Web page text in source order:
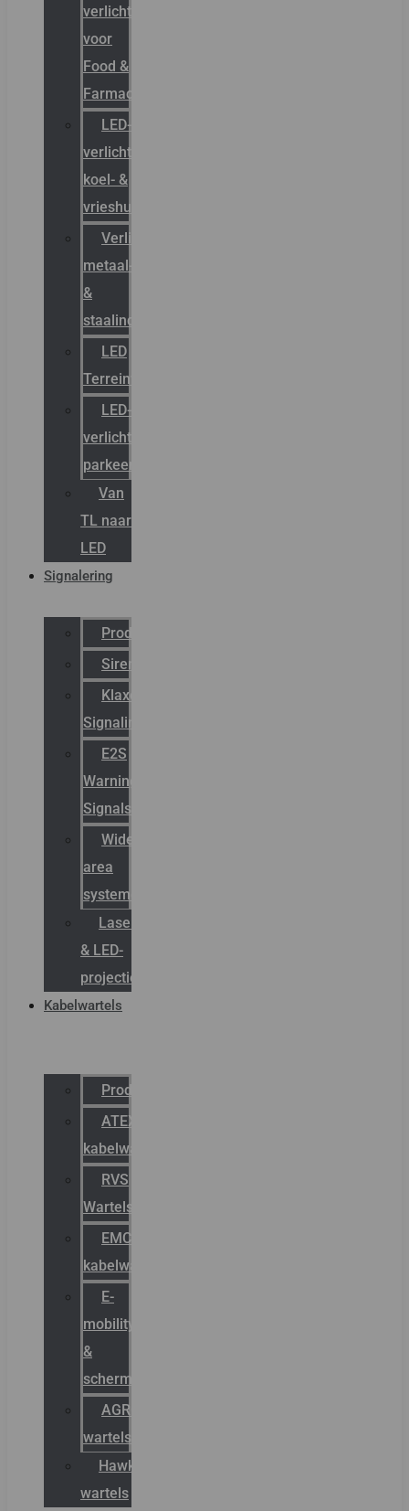
verlichting
voor
Food &
Farmacie
LED-
verlichting
koel- &
vrieshuizen
Verlichting
metaal-
&
staalindustrie
LED
Terreinverlichting
LED-
verlichting
parkeergarage
Van
TL naar
LED
Signalering
Productcatalogus
Sirena
Klaxon
Signaling
E2S
Warning
Signals
Wide
area
systemen
Laserbelijning
& LED-
projectie
Kabelwartels
Productcatalogus
ATEX
kabelwartels
RVS
Wartels
EMC
kabelwartels
E-
mobility
&
schermstromen
AGRO
wartels
Hawke
wartels